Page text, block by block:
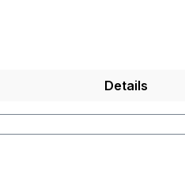
Details